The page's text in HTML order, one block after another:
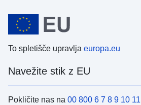
To spletišče upravlja europa.eu
Navežite stik z EU
Pokličite nas na 00 800 6 7 8 9 10 11